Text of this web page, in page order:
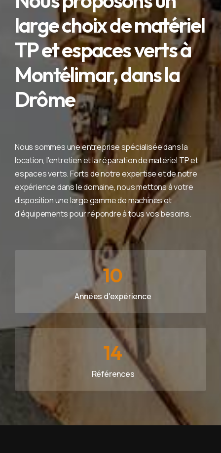
large choix de matériel
TP et espaces verts à
Montélimar, dans la
Drôme
Nous sommes une entreprise spécialisée dans la
location, l'entretien et la réparation de matériel TP et
espaces verts. Forts de notre expertise et de notre
expérience dans le domaine, nous mettons à votre
disposition une large gamme de machines et
d'équipements pour répondre à tous vos besoins.
10
Années d'expérience
14
Références